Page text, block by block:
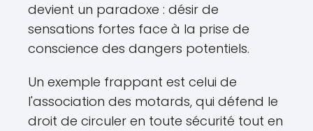
devient un paradoxe : désir de
sensations fortes face à la prise de
conscience des dangers potentiels.
Un exemple frappant est celui de
l'association des motards, qui défend le
droit de circuler en toute sécurité tout en